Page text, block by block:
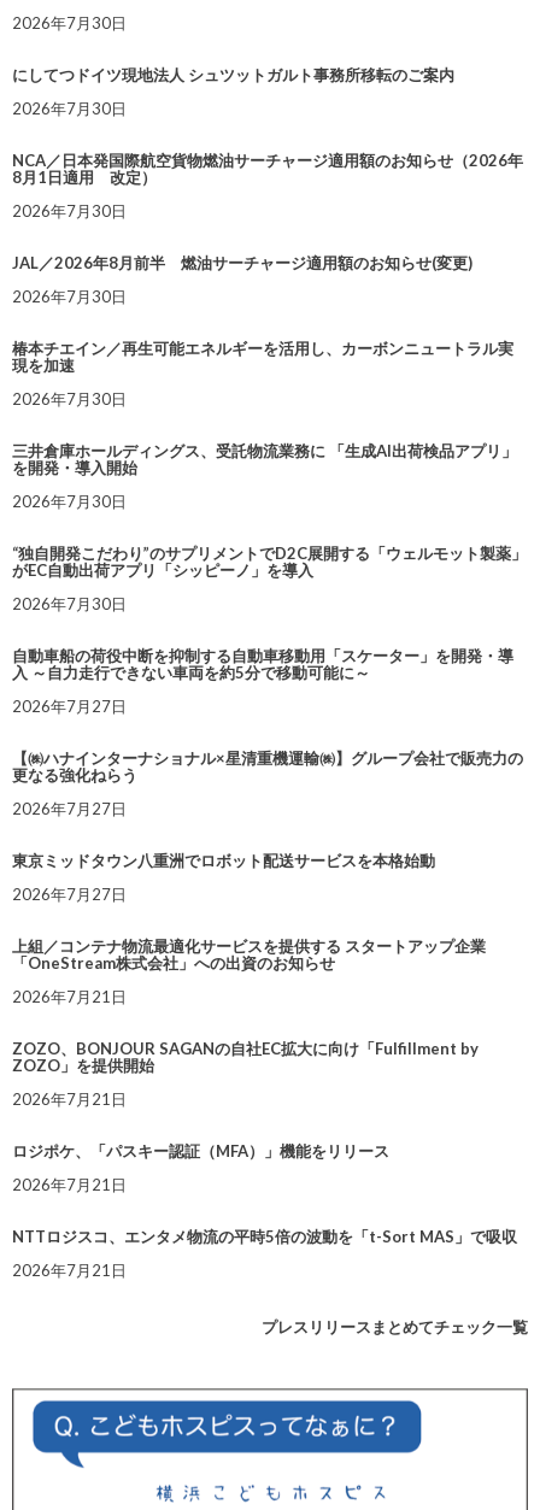
2026年7月30日
にしてつドイツ現地法人 シュツットガルト事務所移転のご案内
2026年7月30日
NCA／日本発国際航空貨物燃油サーチャージ適用額のお知らせ（2026年
8月1日適用 改定）
2026年7月30日
JAL／2026年8月前半 燃油サーチャージ適用額のお知らせ(変更)
2026年7月30日
椿本チエイン／再生可能エネルギーを活用し、カーボンニュートラル実
現を加速
2026年7月30日
三井倉庫ホールディングス、受託物流業務に 「生成AI出荷検品アプリ」
を開発・導入開始
2026年7月30日
“独自開発こだわり”のサプリメントでD2C展開する「ウェルモット製薬」
がEC自動出荷アプリ「シッピーノ」を導入
2026年7月30日
自動車船の荷役中断を抑制する自動車移動用「スケーター」を開発・導
入 ～自力走行できない車両を約5分で移動可能に～
2026年7月27日
【㈱ハナインターナショナル×星清重機運輸㈱】グループ会社で販売力の
更なる強化ねらう
2026年7月27日
東京ミッドタウン八重洲でロボット配送サービスを本格始動
2026年7月27日
上組／コンテナ物流最適化サービスを提供する スタートアップ企業
「OneStream株式会社」への出資のお知らせ
2026年7月21日
ZOZO、BONJOUR SAGANの自社EC拡大に向け「Fulfillment by
ZOZO」を提供開始
2026年7月21日
ロジポケ、「パスキー認証（MFA）」機能をリリース
2026年7月21日
NTTロジスコ、エンタメ物流の平時5倍の波動を「t-Sort MAS」で吸収
2026年7月21日
プレスリリースまとめてチェック一覧